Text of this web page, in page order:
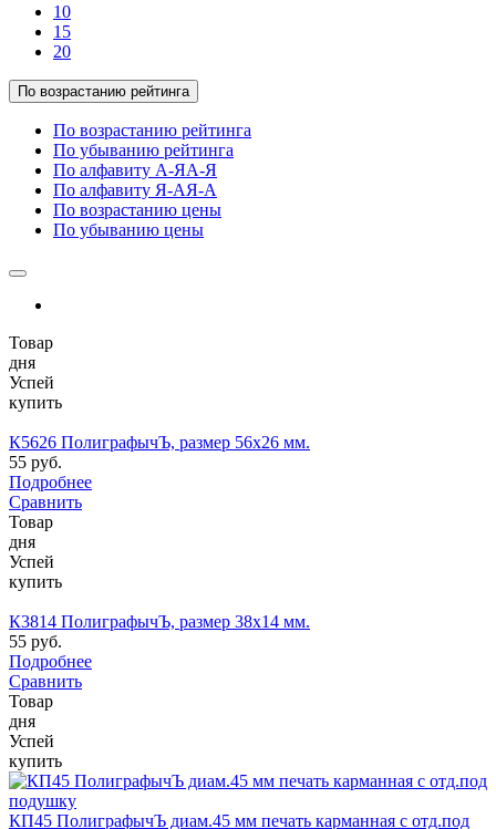
10
15
20
По возрастанию рейтинга
По возрастанию рейтинга
По убыванию рейтинга
По алфавиту А-ЯА-Я
По алфавиту Я-АЯ-А
По возрастанию цены
По убыванию цены
Товар
дня
Успей
купить
К5626 ПолиграфычЪ, размер 56х26 мм.
55 руб.
Подробнее
Сравнить
Товар
дня
Успей
купить
К3814 ПолиграфычЪ, размер 38х14 мм.
55 руб.
Подробнее
Сравнить
Товар
дня
Успей
купить
КП45 ПолиграфычЪ диам.45 мм печать карманная с отд.под